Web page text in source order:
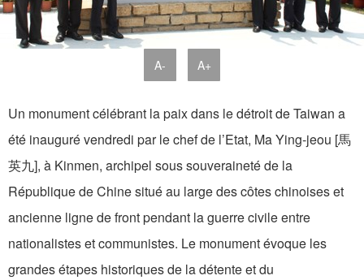
A- A+
Un monument célébrant la paix dans le détroit de Taiwan a
été inauguré vendredi par le chef de l’Etat, Ma Ying-jeou [馬
英九], à Kinmen, archipel sous souveraineté de la
République de Chine situé au large des côtes chinoises et
ancienne ligne de front pendant la guerre civile entre
nationalistes et communistes. Le monument évoque les
grandes étapes historiques de la détente et du